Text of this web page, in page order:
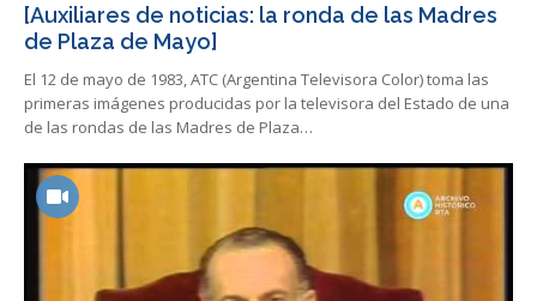
[Auxiliares de noticias: la ronda de las Madres
de Plaza de Mayo]
El 12 de mayo de 1983, ATC (Argentina Televisora Color) toma las
primeras imágenes producidas por la televisora del Estado de una
de las rondas de las Madres de Plaza…